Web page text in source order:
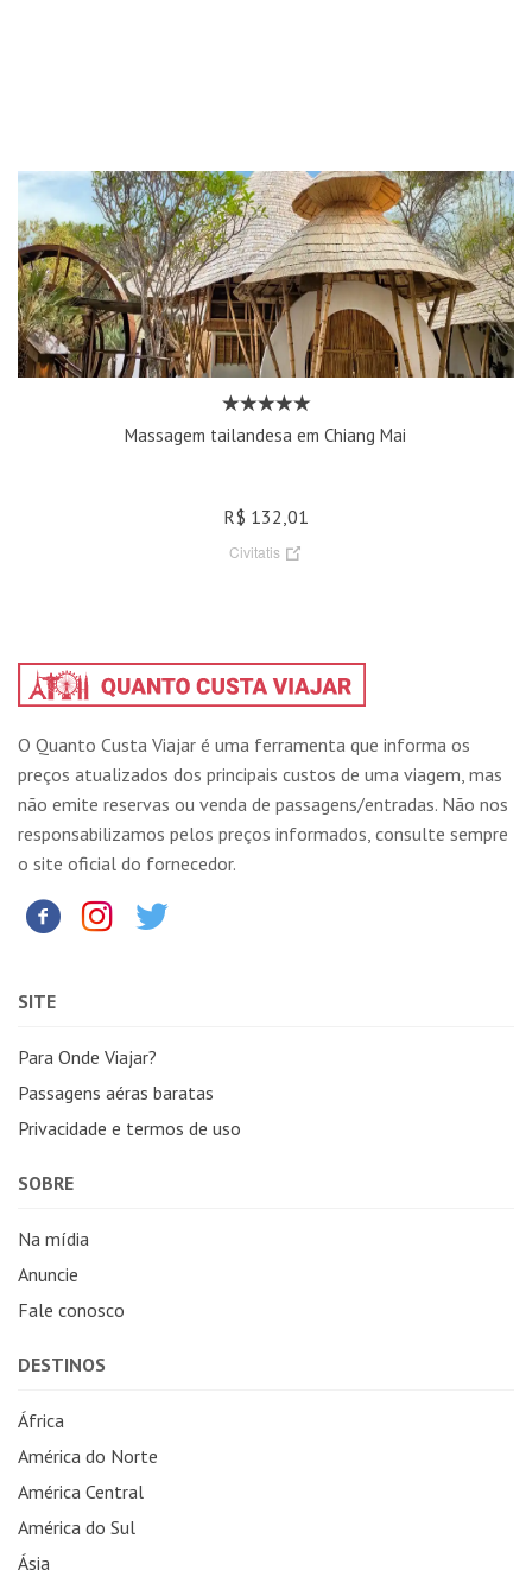
Massagem tailandesa em Chiang Mai
R$ 132,01
Civitatis
O Quanto Custa Viajar é uma ferramenta que informa os
preços atualizados dos principais custos de uma viagem, mas
não emite reservas ou venda de passagens/entradas. Não nos
responsabilizamos pelos preços informados, consulte sempre
o site oficial do fornecedor.
SITE
Para Onde Viajar?
Passagens aéras baratas
Privacidade e termos de uso
SOBRE
Na mídia
Anuncie
Fale conosco
DESTINOS
África
América do Norte
América Central
América do Sul
Ásia